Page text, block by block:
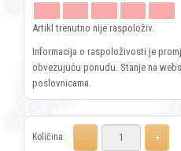
Artikl trenutno nije raspoloživ.
Informacija o raspoloživosti je
obvezujuću ponudu. Stanje na
poslovnicama.
Količina: